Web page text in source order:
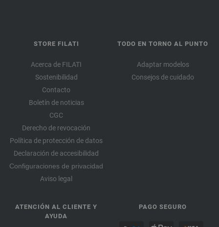
STORE FILATI
Acerca de FILATI
Sostenibilidad
Contacto
Boletín de noticias
CGC
Derecho de revocación
Política de protección de datos
Declaración de accesibilidad
Configuraciones de privacidad
Aviso legal
TODO EN TORNO AL PUNTO
Adaptar modelos
Consejos de cuidado
ATENCIÓN AL CLIENTE Y
AYUDA
PAGO SEGURO